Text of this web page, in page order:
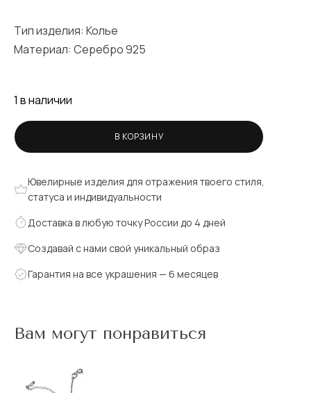
Тип изделия: Колье
Материал: Серебро 925
1 в наличии
В КОРЗИНУ
Ювелирные изделия для отражения твоего стиля,
статуса и индивидуальности
Доставка в любую точку России до 4 дней
Создавай с нами свой уникальный образ
Гарантия на все украшения — 6 месяцев
Вам могут понравиться